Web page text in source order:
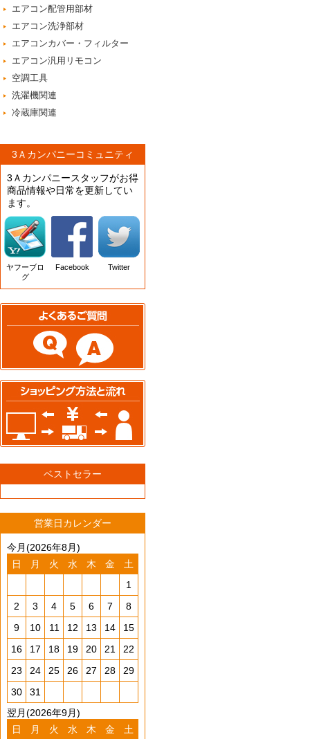
エアコン配管用部材
エアコン洗浄部材
エアコンカバー・フィルター
エアコン汎用リモコン
空調工具
洗濯機関連
冷蔵庫関連
3Ａカンパニーコミュニティ
3Ａカンパニースタッフがお得
商品情報や日常を更新してい
ます。
ヤフーブロ
グ
Facebook Twitter
ベストセラー
営業日カレンダー
今月(2026年8月)
日
月 火 水 木 金
土
1
2
3 4 5 6 7
8
9
10 11 12 13 14
15
16
17 18 19 20 21
22
23
24 25 26 27 28
29
30
31
翌月(2026年9月)
日
月 火 水 木 金
土